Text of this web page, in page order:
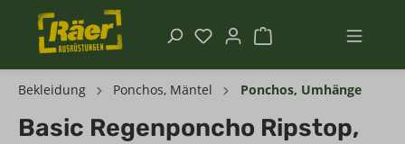
Bekleidung Ponchos, Mäntel Ponchos, Umhänge
Basic Regenponcho Ripstop,